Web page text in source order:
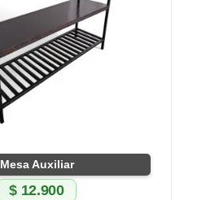
Mesa Auxiliar
$12.900